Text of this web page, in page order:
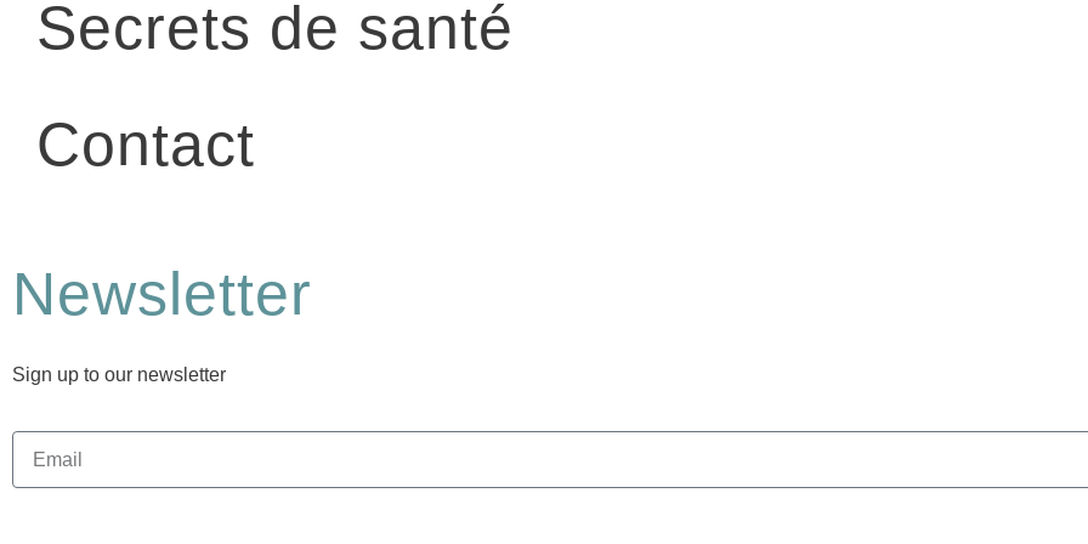
Secrets de santé
Contact
Newsletter
Sign up to our newsletter